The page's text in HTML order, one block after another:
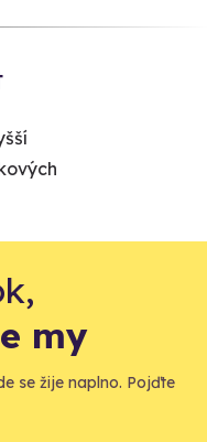
my
se žije naplno. Pojďte